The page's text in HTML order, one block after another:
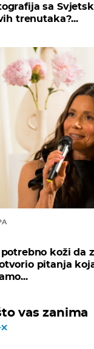
sa
trenutaka?...
koži da
pitanja
vas zanima